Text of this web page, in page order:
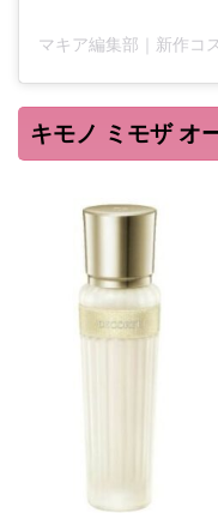
キモノ ミモザ オ